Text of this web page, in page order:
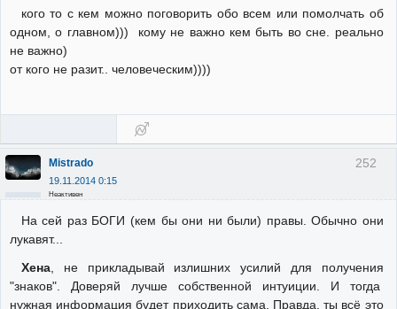
кого то с кем можно поговорить обо всем или помолчать об
одном, о главном))) кому не важно кем быть во сне. реально
не важно)
от кого не разит.. человеческим))))
252
Mistrado
19.11.2014 0:15
Неактивен
На сей раз БОГИ (кем бы они ни были) правы. Обычно они
лукавят...
Хена, не прикладывай излишних усилий для получения
"знаков". Доверяй лучше собственной интуиции. И тогда
нужная информация будет приходить сама. Правда, ты всё это